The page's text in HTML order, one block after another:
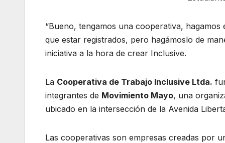
o
k
p
“Bueno, tengamos una cooperativa,
que estar registrados, pero hagámoslo de
iniciativa a la hora de crear Inclusive.
La Cooperativa de Trabajo Inclusive Ltda.
integrantes de Movimiento Mayo, una
ubicado en la intersección de la Avenida
Las cooperativas son empresas creadas por